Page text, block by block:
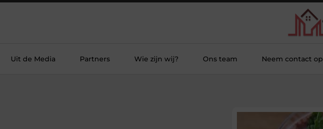
Uit de Media Partners Wie zijn wij? Ons team Neem contact op